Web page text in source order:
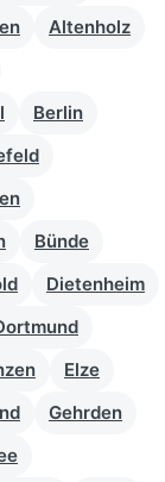
Altenholz
Berlin
Bünde
Dietenheim
Elze
Gehrden